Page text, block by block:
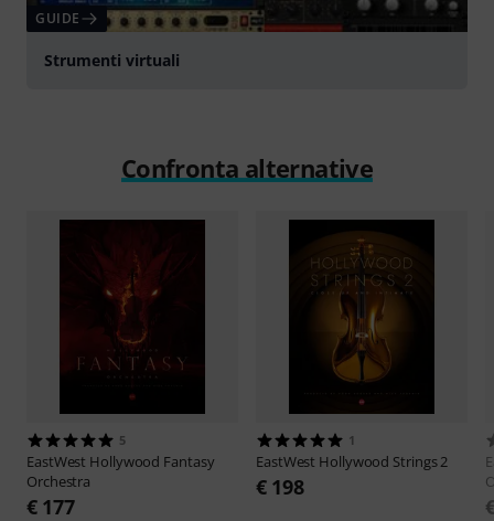
GUIDE
Strumenti virtuali
Confronta alternative
5
EastWest Hollywood Fantasy
Orchestra
€ 177
1
EastWest Hollywood Strings 2
€ 198